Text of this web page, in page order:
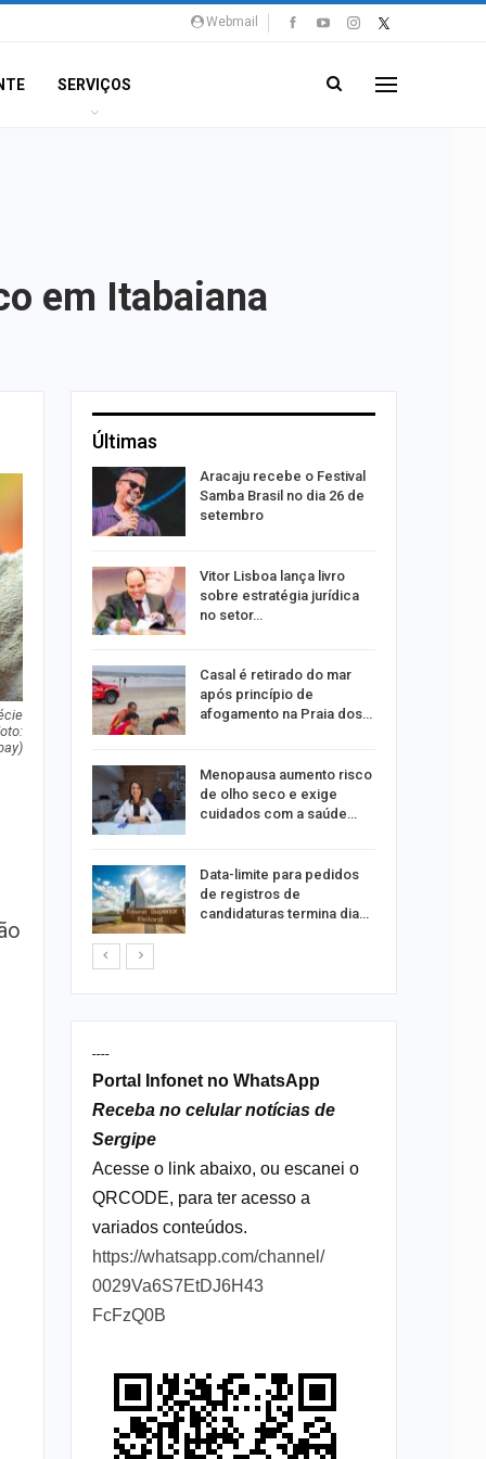
Webmail
SERVIÇOS
em Itabaiana
Últimas
canal
60
após
de
Aracaju recebe o Festival
Samba Brasil no dia 26 de
setembro
Vitor Lisboa lança livro
sobre estratégia jurídica
no setor…
Casal é retirado do mar
após princípio de
afogamento na Praia dos…
Menopausa aumento risco
de olho seco e exige
cuidados com a saúde…
Data-limite para pedidos
de registros de
candidaturas termina dia…
----
Portal Infonet no WhatsApp
Receba no celular notícias de
Sergipe
Acesse o link abaixo, ou escanei o
QRCODE, para ter acesso a
variados conteúdos.
https://whatsapp.com/channel/
0029Va6S7EtDJ6H43
FcFzQ0B